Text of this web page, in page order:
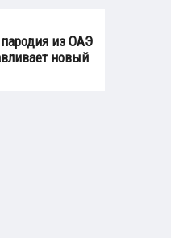
из ОАЭ
новый